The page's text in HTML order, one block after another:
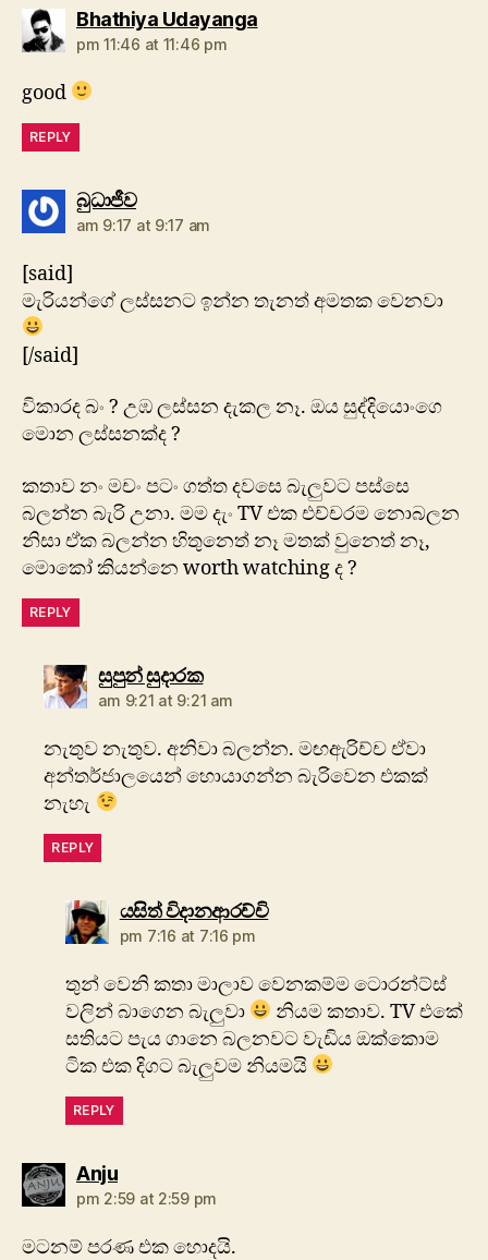
Bhathiya Udayangasays:
pm 11:46 at 11:46 pm
good
REPLY
බුධාජීවsays:
am 9:17 at 9:17 am
[said]
මැරියන්ගේ ලස්සනට ඉන්න තැනත් අමතක වෙනවා
[/said]
විකාරද බං ? උඹ ලස්සන දැකල නෑ. ඔය සුද්දියොංගෙ
මොන ලස්සනක්ද ?
කතාව නං මචං පටං ගත්ත දවසෙ බැලුවට පස්සෙ
බලන්න බැරි උනා. මම දැං TV එක එච්චරම නොබලන
නිසා ඒක බලන්න හිතුනෙත් නෑ මතක් වුනෙත් නෑ,
මොකෝ කියන්නෙ worth watching ද ?
REPLY
සුපුන් සුදාරකsays:
am 9:21 at 9:21 am
නැතුව නැතුව. අනිවා බලන්න. මඟඇරිච්ච ඒවා
අන්තර්ජාලයෙන් හොයාගන්න බැරිවෙන එකක්
නැහැ
REPLY
යසිත් විදානආරච්චිsays:
pm 7:16 at 7:16 pm
තුන් වෙනි කතා මාලාව වෙනකම්ම ටොරන්ට්ස්
වලින් බාගෙන බැලුවා
නියම කතාව. TV එකේ
සතියට පැය ගානෙ බලනවට වැඩිය ඔක්කොම
ටික එක දිගට බැලුවම නියමයි
REPLY
Anjusays:
pm 2:59 at 2:59 pm
මටනම් පරණ එක හොදයි.